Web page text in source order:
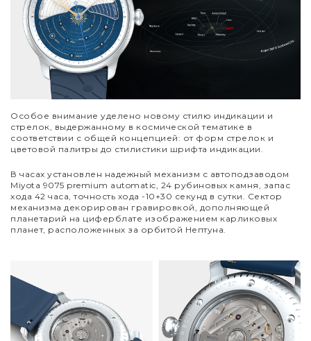
Особое внимание уделено новому стилю индикации и
стрелок, выдержанному в космической тематике в
соответствии с общей концепцией: от форм стрелок и
цветовой палитры до стилистики шрифта индикации.
В часах установлен надежный механизм с автоподзаводом
Miyota 9075 premium automatic, 24 рубиновых камня, запас
хода 42 часа, точность хода -10+30 секунд в сутки. Сектор
механизма декорирован гравировкой, дополняющей
планетарий на циферблате изображением карликовых
планет, расположенных за орбитой Нептуна.